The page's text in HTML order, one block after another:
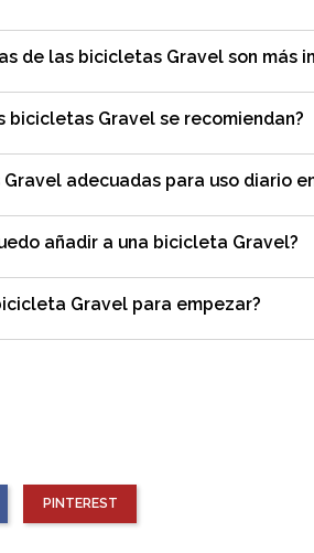
de las bicicletas Gravel son más
bicicletas Gravel se recomiendan?
adecuadas para uso diario
añadir a una bicicleta Gravel?
Gravel para empezar?
PINTEREST